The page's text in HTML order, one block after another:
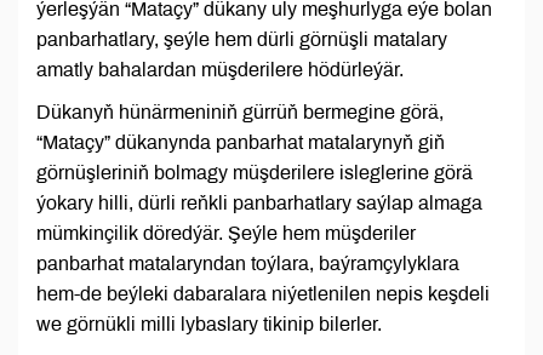
ýerleşýän “Mataçy” dükany uly meşhurlyga eýe bolan
panbarhatlary, şeýle hem dürli görnüşli matalary
amatly bahalardan müşderilere hödürleýär.
Dükanyň hünärmeniniň gürrüň bermegine görä,
“Mataçy” dükanynda panbarhat matalarynyň giň
görnüşleriniň bolmagy müşderilere isleglerine görä
ýokary hilli, dürli reňkli panbarhatlary saýlap almaga
mümkinçilik döredýär. Şeýle hem müşderiler
panbarhat matalaryndan toýlara, baýramçylyklara
hem-de beýleki dabaralara niýetlenilen nepis keşdeli
we görnükli milli lybaslary tikinip bilerler.